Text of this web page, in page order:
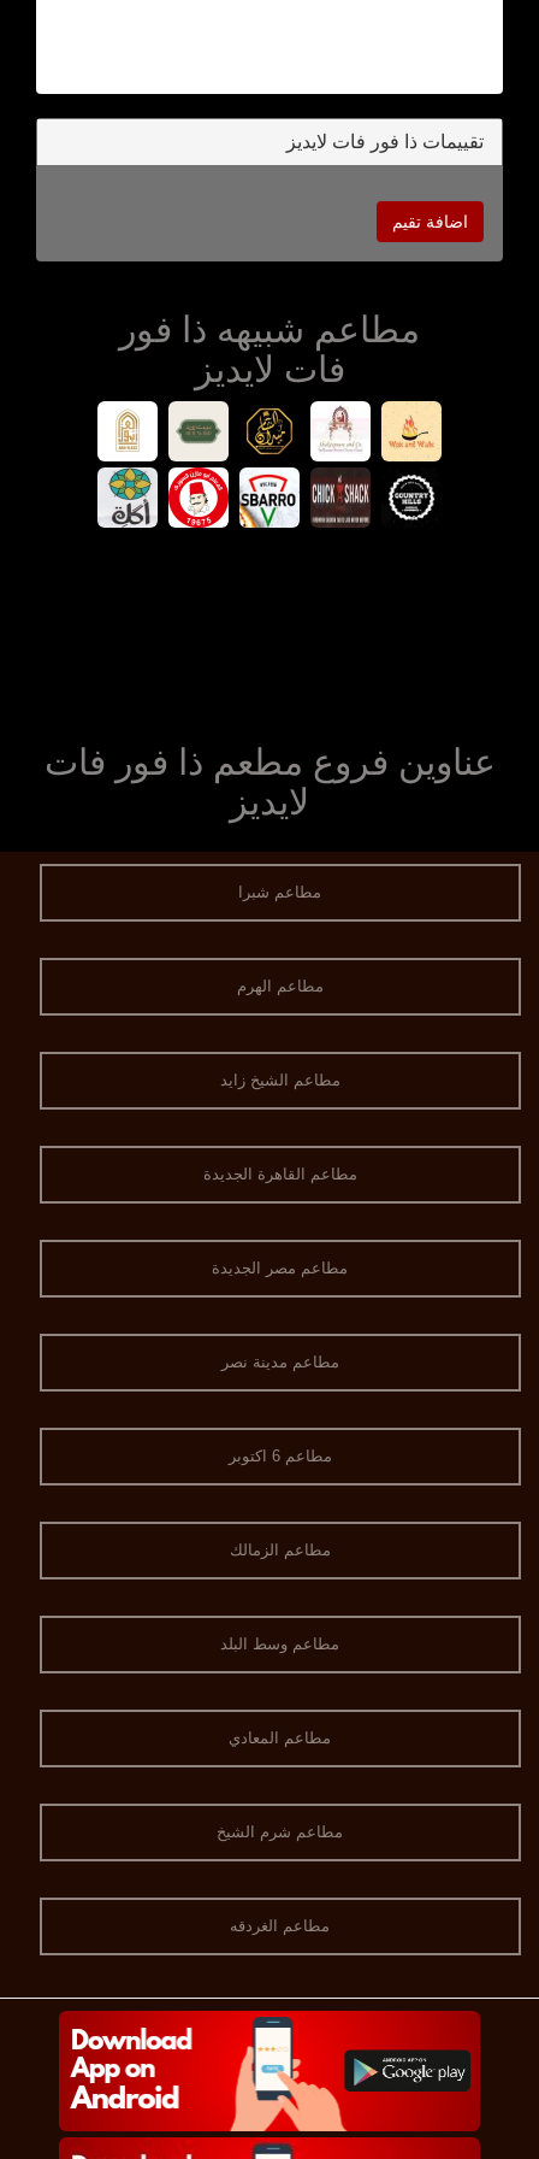
تقييمات ذا فور فات لايديز
اضافة تقيم
مطاعم شبيهه ذا فور
فات لايديز
عناوين فروع مطعم ذا فور فات
لايديز
مطاعم شبرا
مطاعم الهرم
مطاعم الشيخ زايد
مطاعم القاهرة الجديدة
مطاعم مصر الجديدة
مطاعم مدينة نصر
مطاعم 6 اكتوبر
مطاعم الزمالك
مطاعم وسط البلد
مطاعم المعادي
مطاعم شرم الشيخ
مطاعم الغردقه